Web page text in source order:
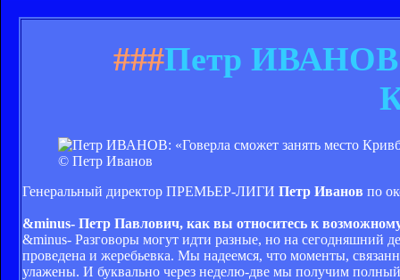
###Петр ИВАНОВ:
© Петр Иванов
Генеральный директор ПРЕМЬЕР-ЛИГИ Петр Иванов по
&minus- Петр Павлович, как вы относитесь к
&minus- Разговоры могут идти разные, но на сегодняшний
проведена и жеребьевка. Мы надеемся, что моменты,
улажены. И буквально через неделю-две мы получим